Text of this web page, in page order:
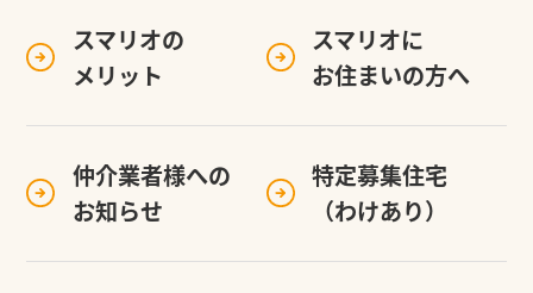
スマリオの
メリット
スマリオに
お住まいの方へ
仲介業者様への
お知らせ
特定募集住宅
（わけあり）